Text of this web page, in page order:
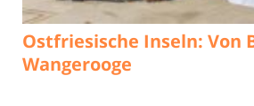
Ostfriesische Inseln: Von
Wangerooge